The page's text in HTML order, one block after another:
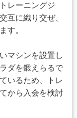
レーニングジ
互に織り交ぜ、
す。
マシンを設置し
ダを鍛えらるで
いるため、トレ
から入会を検討